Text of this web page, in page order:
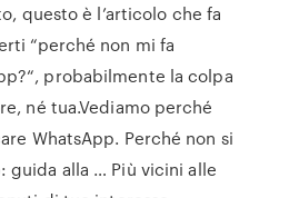
questo è l’articolo che fa
“perché non mi fa
probabilmente la colpa
né tua.Vediamo perché
WhatsApp. Perché non si
guida alla … Più vicini alle